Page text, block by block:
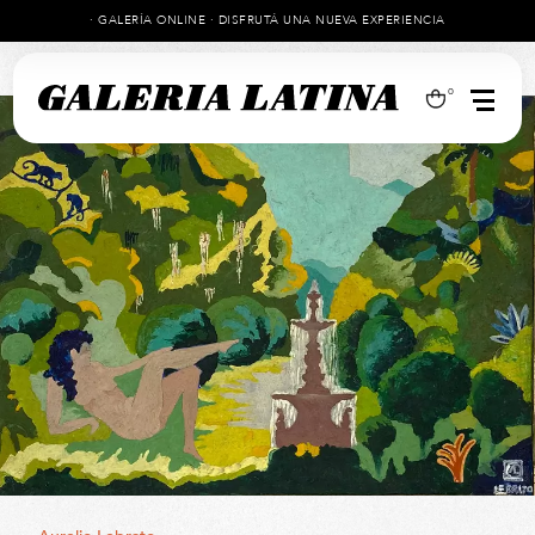
· GALERÍA ONLINE · DISFRUTÁ UNA NUEVA EXPERIENCIA
0